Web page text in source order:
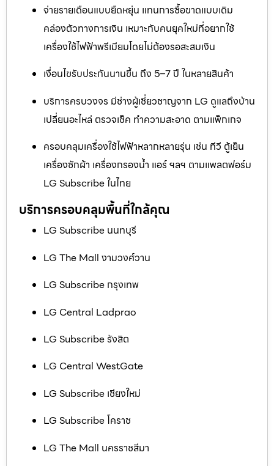
จ่ายรายเดือนแบบยืดหยุ่น แทนการซื้อขาดแบบเดิม
คล่องตัวทางการเงิน เหมาะกับคนยุคใหม่ที่อยากใช้
เครื่องใช้ไฟฟ้าพรีเมียมโดยไม่ต้องรอสะสมเงิน
เงื่อนไขรับประกันนานขึ้น ถึง 5–7 ปี ในหลายสินค้า
บริการครบวงจร มีช่างผู้เชี่ยวชาญจาก LG ดูแลถึงบ้าน
เปลี่ยนอะไหล่ ตรวจเช็ค ทำความสะอาด ตามแพ็กเกจ
ครอบคลุมเครื่องใช้ไฟฟ้าหลากหลายรุ่น เช่น ทีวี ตู้เย็น
เครื่องซักผ้า เครื่องกรองน้ำ แอร์ ฯลฯ ตามแพลตฟอร์ม
LG Subscribe ในไทย
บริการครอบคลุมพื้นที่ใกล้คุณ
LG Subscribe นนทบุรี
LG The Mall งามวงศ์วาน
LG Subscribe กรุงเทพ
LG Central Ladprao
LG Subscribe รังสิต
LG Central WestGate
LG Subscribe เชียงใหม่
LG Subscribe โคราช
LG The Mall นครราชสีมา